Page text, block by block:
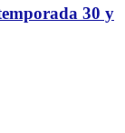
30 y